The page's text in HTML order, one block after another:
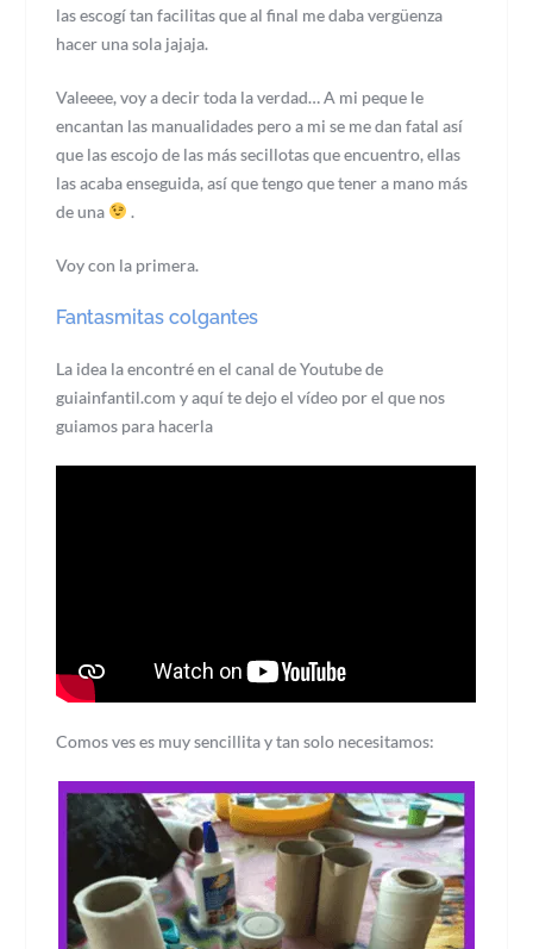
las escogí tan facilitas que al final me daba vergüenza
hacer una sola jajaja.
Valeeee, voy a decir toda la verdad… A mi peque le
encantan las manualidades pero a mi se me dan fatal así
que las escojo de las más secillotas que encuentro, ellas
las acaba enseguida, así que tengo que tener a mano más
de una
.
Voy con la primera.
Fantasmitas colgantes
La idea la encontré en el canal de Youtube de
guiainfantil.com y aquí te dejo el vídeo por el que nos
guiamos para hacerla
Comos ves es muy sencillita y tan solo necesitamos: